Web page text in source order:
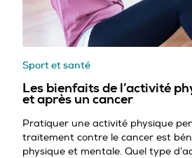
Sport et santé
Les bienfaits de l’activité
et après un cancer
Pratiquer une activité physique
traitement contre le cancer est
physique et mentale. Quel type